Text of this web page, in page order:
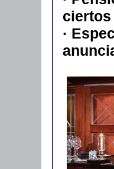
ciertos
·